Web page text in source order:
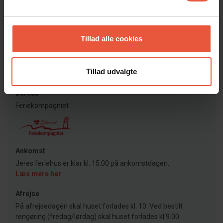
Tillad alle cookies
Tillad udvalgte
og en slagter.
Ingen ungdomsgrupper. Rygning ikke tilladt.
Lejeinformation
Bureau
Feriekompagniet
Ankomst
Jeres feriehus er klar kl. 15.00 på ankomstdagen.
Læs mere her
Afrejse
På afrejsedagen skal huset forlades kl. 10. Ved bestilt
rengøring (fredag/lørdag) skal huset forlades kl 9.00.